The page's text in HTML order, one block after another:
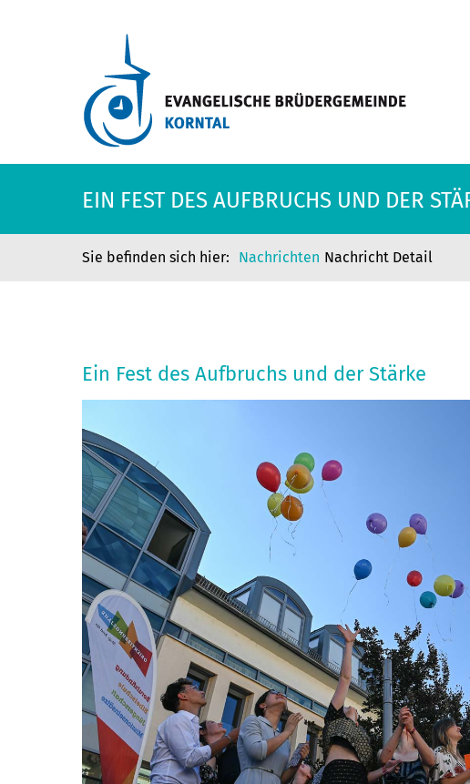
EIN FEST DES AUFBRUCHS UND DER
Nachrichten Nachricht Detail
Ein Fest des Aufbruchs und der Stärke